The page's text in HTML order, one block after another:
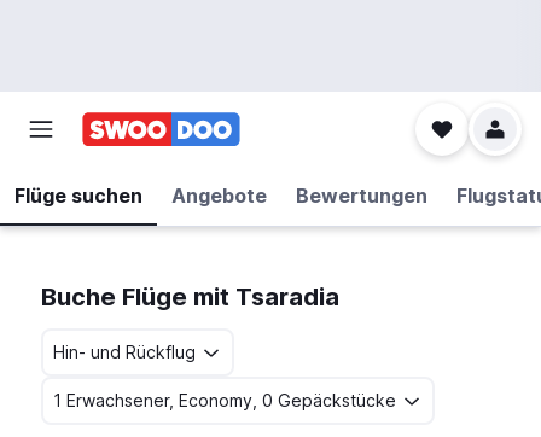
Flüge suchen Angebote Bewertungen
Buche Flüge mit Tsaradia
Hin- und Rückflug
1 Erwachsener, Economy, 0 Gepäckstücke